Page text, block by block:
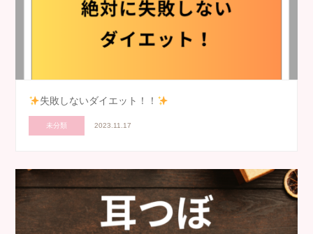
失敗しないダイエット！！
未分類 2023.11.17